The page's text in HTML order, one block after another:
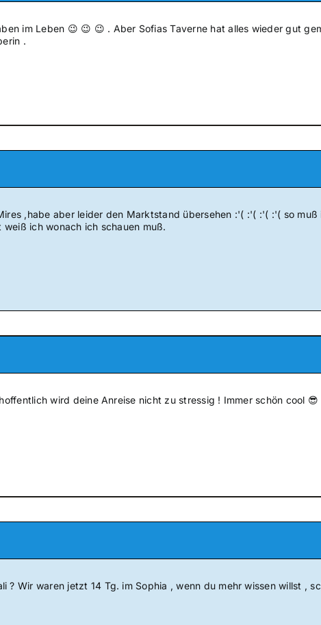
im Leben 😉 😉 😉 . Aber Sofias Taverne hat alles wieder gut
.
,habe aber leider den Marktstand übersehen :'( :'( :'( :'( so
ich wonach ich schauen muß.
wird deine Anreise nicht zu stressig ! Immer schön cool
? Wir waren jetzt 14 Tg. im Sophia , wenn du mehr wissen willst ,